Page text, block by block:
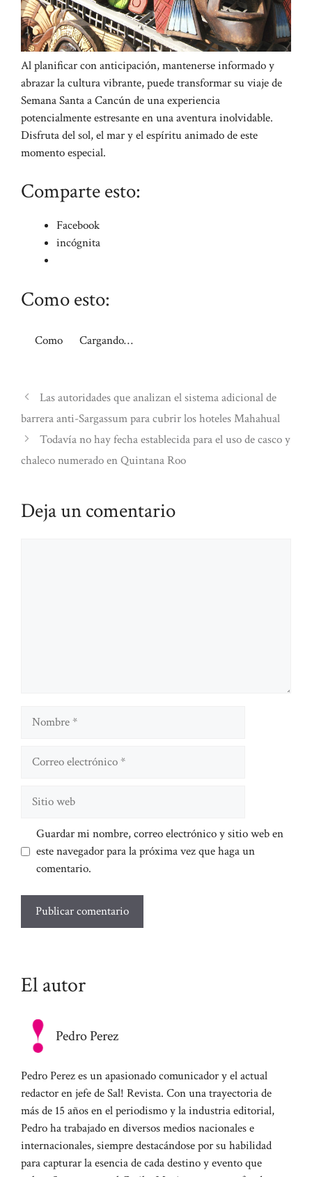
Al planificar con anticipación, mantenerse informado y
abrazar la cultura vibrante, puede transformar su viaje de
Semana Santa a Cancún de una experiencia
potencialmente estresante en una aventura inolvidable.
Disfruta del sol, el mar y el espíritu animado de este
momento especial.
Comparte esto:
Facebook
incógnita
Como esto:
Como Cargando…
Las autoridades que analizan el sistema adicional de
barrera anti-Sargassum para cubrir los hoteles Mahahual
Todavía no hay fecha establecida para el uso de casco y
chaleco numerado en Quintana Roo
Deja un comentario
Nombre
electrónico
web
Guardar mi nombre, correo electrónico y sitio web en
este navegador para la próxima vez que haga un
comentario.
El autor
Pedro Perez
Pedro Perez es un apasionado comunicador y el actual
redactor en jefe de Sal! Revista. Con una trayectoria de
más de 15 años en el periodismo y la industria editorial,
Pedro ha trabajado en diversos medios nacionales e
internacionales, siempre destacándose por su habilidad
para capturar la esencia de cada destino y evento que